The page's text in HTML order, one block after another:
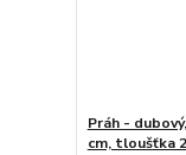
Práh -
cm, tloušťka